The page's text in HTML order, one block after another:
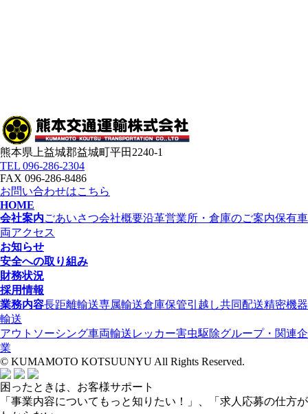
熊本県上益城郡益城町平田2240-1
TEL 096-286-2304
FAX 096-286-8486
お問い合わせはこちら
HOME
会社案内ごあいさつ会社概要沿革営業所・倉庫のご案内保有車
両アクセス
お知らせ
安全への取り組み
財務状況
採用情報
業務内容長距離輸送専属輸送倉庫保管引越し共同配送精密機器
輸送
アウトソーシング車両輸送レッカー害虫駆除グループ・関連企
業
© KUMAMOTO KOTSUUNYU All Rights Reserved.
困ったときは、お客様サポート
「事業内容についてもっと知りたい！」、「求人応募の仕方が